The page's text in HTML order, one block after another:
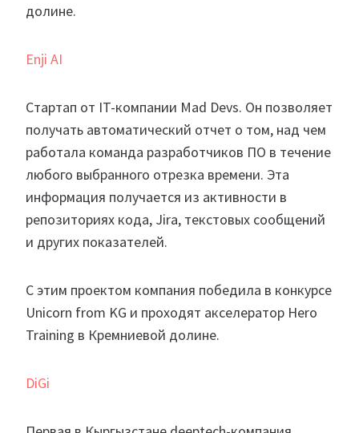
долине.
Enji AI
Стартап от IT-компании Mad Devs. Он позволяет
получать автоматический отчет о том, над чем
работала команда разработчиков ПО в течение
любого выбранного отрезка времени. Эта
информация получается из активности в
репозиториях кода, Jira, текстовых сообщений
и других показателей.
С этим проектом компания победила в конкурсе
Unicorn from KG и проходят акселератор Hero
Training в Кремниевой долине.
DiGi